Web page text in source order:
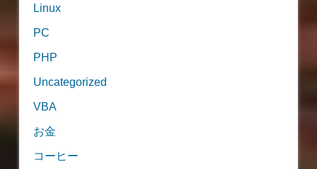
Linux
PC
PHP
Uncategorized
VBA
お金
コーヒー